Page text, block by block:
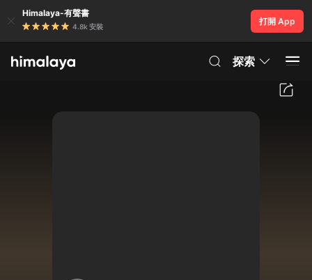
Himalaya-有聲書
4.8k 安裝
打開 App
探索